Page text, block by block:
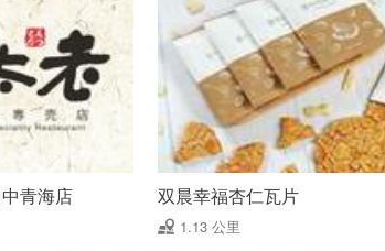
青海店 双晨幸福杏仁瓦片
1.13 公里